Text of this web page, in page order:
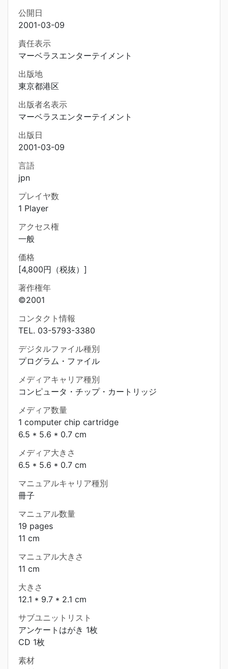
公開日
2001-03-09
責任表示
マーベラスエンターテイメント
出版地
東京都港区
出版者名表示
マーベラスエンターテイメント
出版日
2001-03-09
言語
jpn
プレイヤ数
1 Player
アクセス権
一般
価格
[4,800円（税抜）]
著作権年
©2001
コンタクト情報
TEL. 03-5793-3380
デジタルファイル種別
プログラム・ファイル
メディアキャリア種別
コンピュータ・チップ・カートリッジ
メディア数量
1 computer chip cartridge
6.5 * 5.6 * 0.7 cm
メディア大きさ
6.5 * 5.6 * 0.7 cm
マニュアルキャリア種別
冊子
マニュアル数量
19 pages
11 cm
マニュアル大きさ
11 cm
大きさ
12.1 * 9.7 * 2.1 cm
サブユニットリスト
アンケートはがき 1枚
CD 1枚
素材